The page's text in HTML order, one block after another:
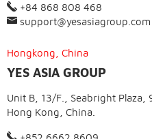
+84 868 808 468
support@yesasiagroup.com
Hongkong, China
YES ASIA GROUP
Unit B, 13/F., Seabright Plaza,
Hong Kong, China.